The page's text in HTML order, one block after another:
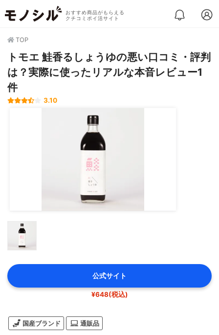
おすすめ商品がもらえる
クチコミポイ活サイト
TOP
トモエ 鮭香るしょうゆの悪い口コミ・評判
は？実際に使ったリアルな本音レビュー1
件
3.10
公式サイト
¥648(税込)
国産ブランド 通販品